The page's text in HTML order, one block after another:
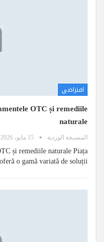
افتراضي
OTC și remediile
naturale
المسبحة الوردية 15 مايو، 2026
și remediile naturale Piața
o gamă variată de soluții…